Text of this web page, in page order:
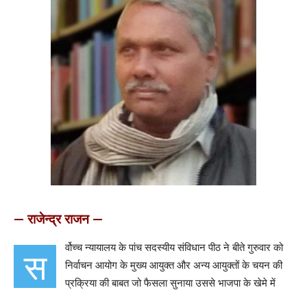
— राजेन्द्र राजन —
स
र्वोच्च न्यायालय के पांच सदस्यीय संविधान पीठ ने बीते गुरुवार को
निर्वाचन आयोग के मुख्य आयुक्त और अन्य आयुक्तों के चयन की
प्रक्रिया की बाबत जो फैसला सुनाया उससे भाजपा के खेमे में